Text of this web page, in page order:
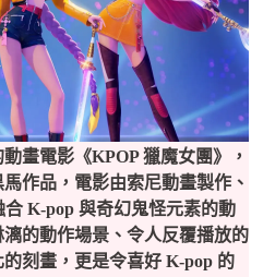
畫電影《KPOP 獵魔女團》，
作品，電影由索尼動畫製作、
K-pop 與奇幻鬼怪元素的動
的動作場景、令人反覆播放的
刻畫，更是令喜好 K-pop 的